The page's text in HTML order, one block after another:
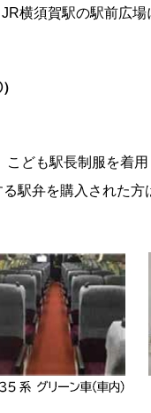
横須賀駅の駅前広場
ども駅長制服を着
駅弁を購入された